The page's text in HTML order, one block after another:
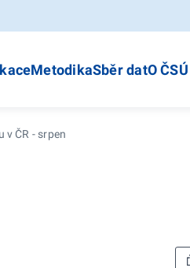
MetodikaSběr datO ČSÚ
v ČR - srpen